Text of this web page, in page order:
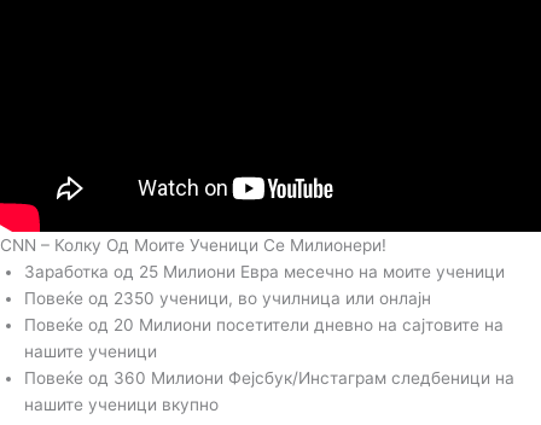
CNN – Колку Од Моите Ученици Се Милионери!
Заработка од 25 Милиони Евра месечно на моите ученици
Повеќе од 2350 ученици, во училница или онлајн
Повеќе од 20 Милиони посетители дневно на сајтовите на
нашите ученици
Повеќе од 360 Милиони Фејсбук/Инстаграм следбеници на
нашите ученици вкупно